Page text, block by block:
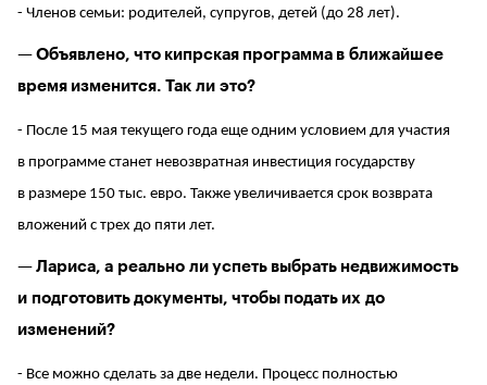
- Членов семьи: родителей, супругов, детей (до 28 лет).
— Объявлено, что кипрская программа в ближайшее
время изменится. Так ли это?
- После 15 мая текущего года еще одним условием для участия
в программе станет невозвратная инвестиция государству
в размере 150 тыс. евро. Также увеличивается срок возврата
вложений с трех до пяти лет.
— Лариса, а реально ли успеть выбрать недвижимость
и подготовить документы, чтобы подать их до
изменений?
- Все можно сделать за две недели. Процесс полностью